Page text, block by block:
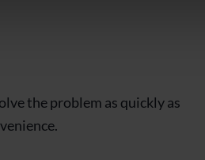
the problem as quickly as